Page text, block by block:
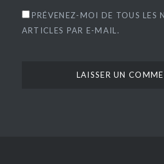
PRÉVENEZ-MOI DE TOUS LES
ARTICLES PAR E-MAIL.